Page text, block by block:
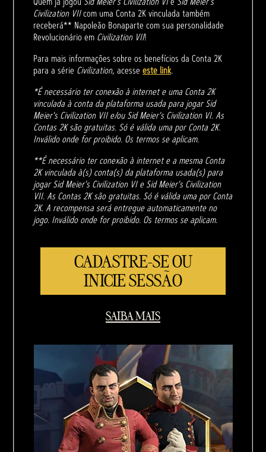
Civilization VIIcom uma Conta 2K vinculada também
receberá** Napoleão Bonaparte com sua personalidade
Revolucionário em Civilization VII!
Para mais informações sobre os benefícios da Conta 2K
para a série Civilization, acesse este link.
*É necessário ter conexão à internet e uma Conta 2K
vinculada à conta da plataforma usada para jogar Sid
Meier's Civilization VII e/ou Sid Meier's Civilization VI. As
Contas 2K são gratuitas. Só é válida uma por Conta 2K.
Inválido onde for proibido. Os termos se aplicam.
**É necessário ter conexão à internet e a mesma Conta
2K vinculada à(s) conta(s) da plataforma usada(s) para
jogar Sid Meier's Civilization VI e Sid Meier's Civilization
VII. As Contas 2K são gratuitas. Só é válida uma por Conta
2K. A recompensa será entregue automaticamente no
jogo. Inválido onde for proibido. Os termos se aplicam.
CADASTRE-SE OU
INICIE SESSÃO
SAIBA MAIS